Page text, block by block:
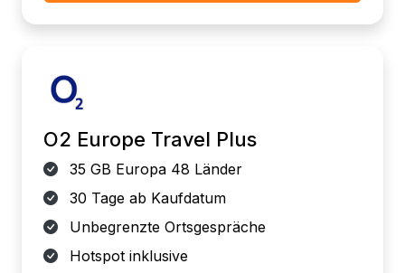
O2 Europe Travel Plus
35 GB Europa 48 Länder
30 Tage ab Kaufdatum
Unbegrenzte Ortsgespräche
Hotspot inklusive